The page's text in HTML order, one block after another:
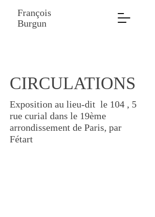
François
Burgun
CIRCULATIONS
Exposition au lieu-dit le 104 , 5
rue curial dans le 19ème
arrondissement de Paris, par
Fétart